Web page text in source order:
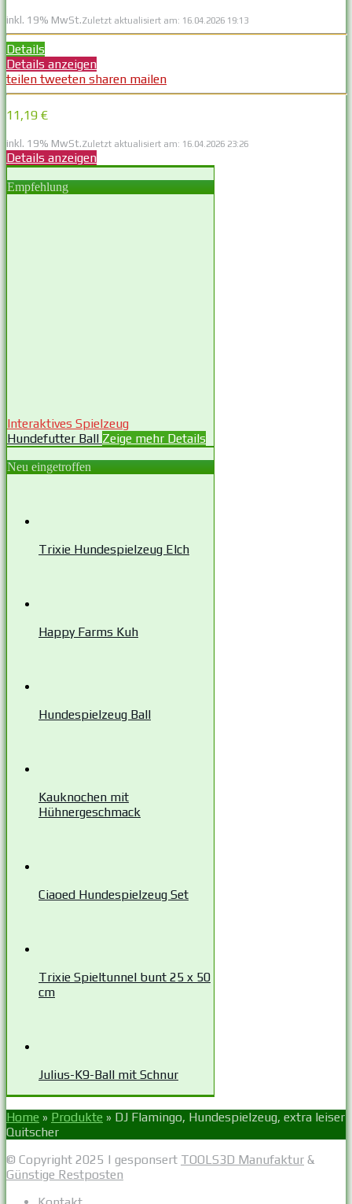
inkl. 19% MwSt.Zuletzt aktualisiert am: 16.04.2026 19:13
Details
Details anzeigen
teilen tweeten sharen mailen
11,19 €
inkl. 19% MwSt.Zuletzt aktualisiert am: 16.04.2026 23:26
Details anzeigen
Empfehlung
Interaktives Spielzeug
Hundefutter Ball Zeige mehr Details
Neu eingetroffen
Trixie Hundespielzeug Elch
Happy Farms Kuh
Hundespielzeug Ball
Kauknochen mit
Hühnergeschmack
Ciaoed Hundespielzeug Set
Trixie Spieltunnel bunt 25 x 50
cm
Julius-K9-Ball mit Schnur
Home » Produkte » DJ Flamingo, Hundespielzeug, extra leiser
Quitscher
© Copyright 2025 | gesponsert TOOLS3D Manufaktur &
Günstige Restposten